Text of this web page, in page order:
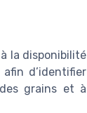
la disponibilité
d’identifier
grains et à